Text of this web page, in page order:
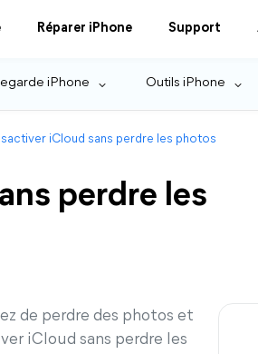
Réparer iPhone Support
iPhone Outils iPhone
iCloud sans perdre les photos
perdre les
de perdre des photos et
iCloud sans perdre les